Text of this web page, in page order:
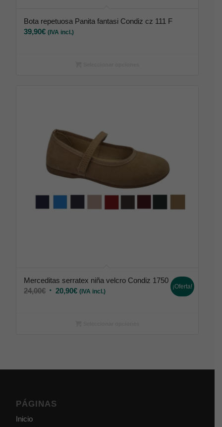
Bota repetuosa Panita fantasi Condiz cz 111 F
39,90€ (IVA incl.)
Merceditas serratex niña velcro Condiz 1750
24,00€ 20,90€ (IVA incl.)
¡Oferta!
PÁGINAS
Inicio